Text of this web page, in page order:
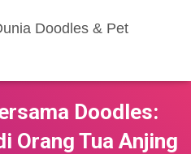
Doodles & Pet
Doodles:
Orang Tua Anjing